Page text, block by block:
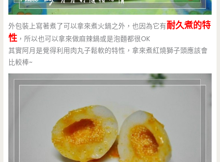
外包裝上寫著煮了可以拿來煮火鍋之外，也因為它有耐久煮的特
性 ，所以也可以拿來做麻辣鍋或是泡麵都很OK
其實阿月是覺得利用肉丸子鬆軟的特性，拿來煮紅燒獅子頭應該會
比較棒~